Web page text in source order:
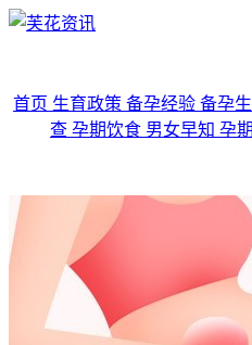
首页 生育政策 备孕经验 备孕
查 孕期饮食 男女早知 孕